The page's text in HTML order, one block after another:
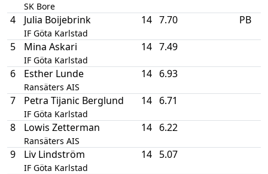
SK Bore
4 Julia Boijebrink
IF Göta Karlstad
14 7.70 PB
5 Mina Askari
IF Göta Karlstad
14 7.49
6 Esther Lunde
Ransäters AIS
14 6.93
7 Petra Tijanic Berglund
IF Göta Karlstad
14 6.71
8 Lowis Zetterman
Ransäters AIS
14 6.22
9 Liv Lindström
IF Göta Karlstad
14 5.07